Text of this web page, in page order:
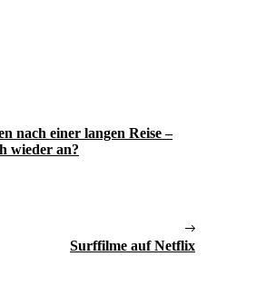
nach einer langen Reise –
wieder an?
Surffilme auf Netflix